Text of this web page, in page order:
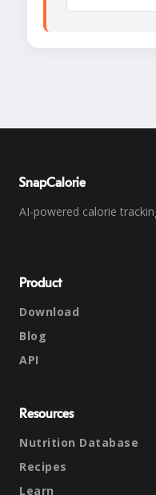
SnapCalorie
AI-powered calorie
Product
Download
Blog
API
Resources
Nutrition Database
Recipes
Learn